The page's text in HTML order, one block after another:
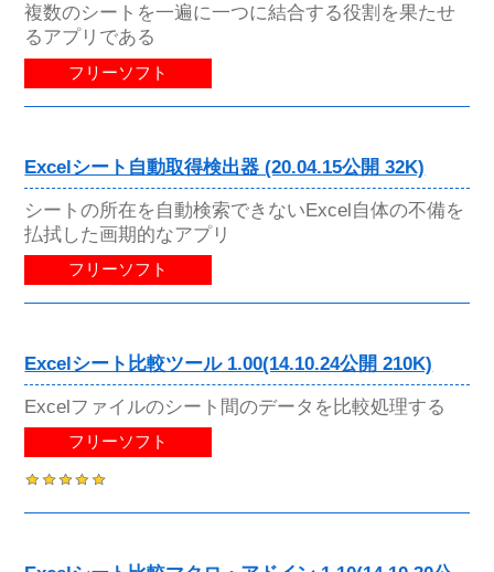
複数のシートを一遍に一つに結合する役割を果たせ
るアプリである
フリーソフト
Excelシート自動取得検出器 (20.04.15公開 32K)
シートの所在を自動検索できないExcel自体の不備を
払拭した画期的なアプリ
フリーソフト
Excelシート比較ツール 1.00(14.10.24公開 210K)
Excelファイルのシート間のデータを比較処理する
フリーソフト